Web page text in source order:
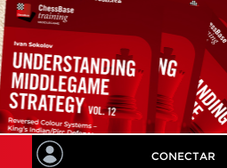
CONECTAR